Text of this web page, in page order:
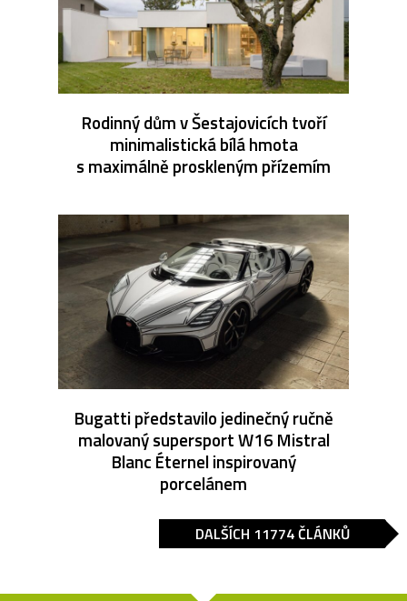
Rodinný dům v Šestajovicích tvoří
minimalistická bílá hmota
s maximálně proskleným přízemím
Bugatti představilo jedinečný ručně
malovaný supersport W16 Mistral
Blanc Éternel inspirovaný
porcelánem
DALŠÍCH 11774 ČLÁNKŮ